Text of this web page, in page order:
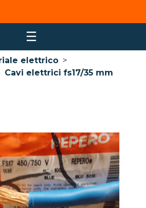
☰
elettrico >
Cavi elettrici fs17/35 mm